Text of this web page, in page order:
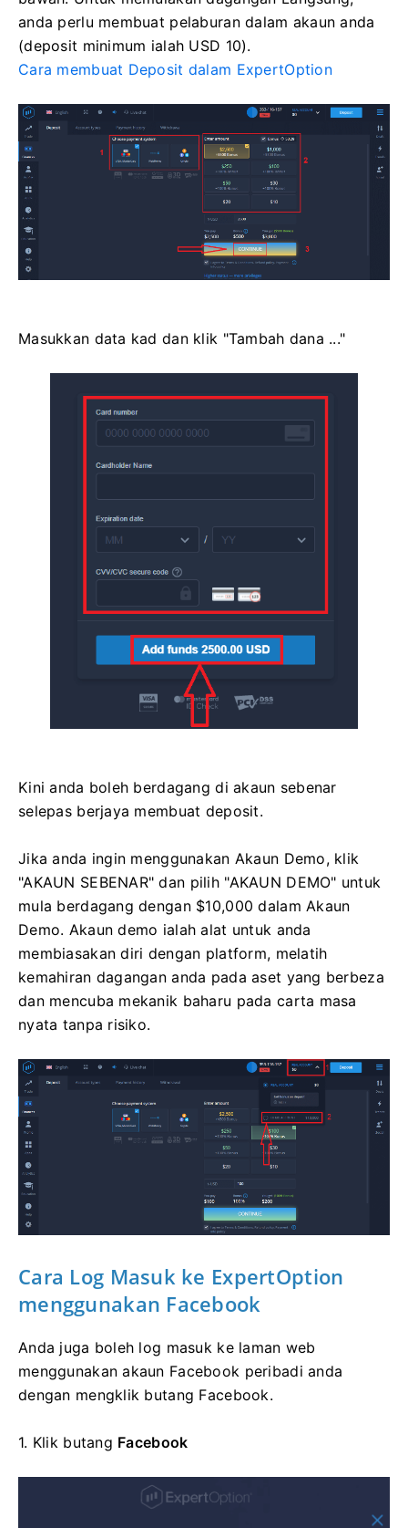
anda perlu membuat pelaburan dalam akaun anda
(deposit minimum ialah USD 10).
Cara membuat Deposit dalam ExpertOption
Masukkan data kad dan klik "Tambah dana ..."
Kini anda boleh berdagang di akaun sebenar
selepas berjaya membuat deposit.
Jika anda ingin menggunakan Akaun Demo, klik
"AKAUN SEBENAR" dan pilih "AKAUN DEMO" untuk
mula berdagang dengan $10,000 dalam Akaun
Demo. Akaun demo ialah alat untuk anda
membiasakan diri dengan platform, melatih
kemahiran dagangan anda pada aset yang berbeza
dan mencuba mekanik baharu pada carta masa
nyata tanpa risiko.
Cara Log Masuk ke ExpertOption
menggunakan Facebook
Anda juga boleh log masuk ke laman web
menggunakan akaun Facebook peribadi anda
dengan mengklik butang Facebook.
1. Klik butang Facebook